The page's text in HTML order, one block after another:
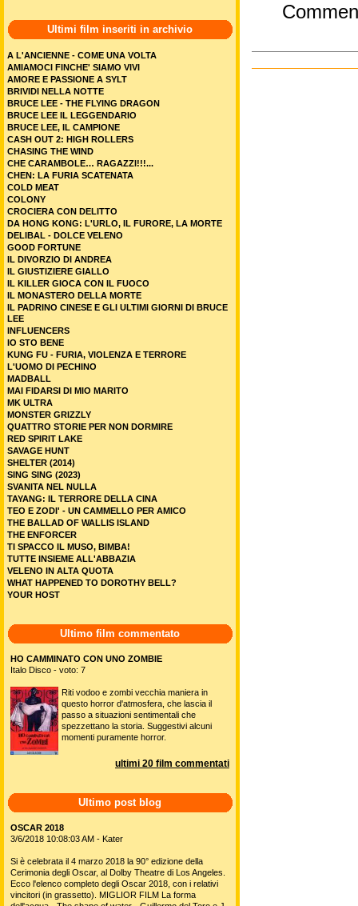
Ultimi film inseriti in archivio
A L'ANCIENNE - COME UNA VOLTA
AMIAMOCI FINCHE' SIAMO VIVI
AMORE E PASSIONE A SYLT
BRIVIDI NELLA NOTTE
BRUCE LEE - THE FLYING DRAGON
BRUCE LEE IL LEGGENDARIO
BRUCE LEE, IL CAMPIONE
CASH OUT 2: HIGH ROLLERS
CHASING THE WIND
CHE CARAMBOLE… RAGAZZI!!!...
CHEN: LA FURIA SCATENATA
COLD MEAT
COLONY
CROCIERA CON DELITTO
DA HONG KONG: L'URLO, IL FURORE, LA MORTE
DELIBAL - DOLCE VELENO
GOOD FORTUNE
IL DIVORZIO DI ANDREA
IL GIUSTIZIERE GIALLO
IL KILLER GIOCA CON IL FUOCO
IL MONASTERO DELLA MORTE
IL PADRINO CINESE E GLI ULTIMI GIORNI DI BRUCE
LEE
INFLUENCERS
IO STO BENE
KUNG FU - FURIA, VIOLENZA E TERRORE
L'UOMO DI PECHINO
MADBALL
MAI FIDARSI DI MIO MARITO
MK ULTRA
MONSTER GRIZZLY
QUATTRO STORIE PER NON DORMIRE
RED SPIRIT LAKE
SAVAGE HUNT
SHELTER (2014)
SING SING (2023)
SVANITA NEL NULLA
TAYANG: IL TERRORE DELLA CINA
TEO E ZODI' - UN CAMMELLO PER AMICO
THE BALLAD OF WALLIS ISLAND
THE ENFORCER
TI SPACCO IL MUSO, BIMBA!
TUTTE INSIEME ALL'ABBAZIA
VELENO IN ALTA QUOTA
WHAT HAPPENED TO DOROTHY BELL?
YOUR HOST
Ultimo film commentato
HO CAMMINATO CON UNO ZOMBIE
Italo Disco - voto: 7
Riti vodoo e zombi vecchia maniera in
questo horror d'atmosfera, che lascia il
passo a situazioni sentimentali che
spezzettano la storia. Suggestivi alcuni
momenti puramente horror.
ultimi 20 film commentati
Ultimo post blog
OSCAR 2018
3/6/2018 10:08:03 AM - Kater
Si è celebrata il 4 marzo 2018 la 90° edizione della
Cerimonia degli Oscar, al Dolby Theatre di Los Angeles.
Ecco l'elenco completo degli Oscar 2018, con i relativi
vincitori (in grassetto). MIGLIOR FILM La forma